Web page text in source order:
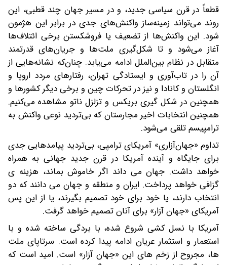
قطعاً در قرن سیاسی جدید، و در مسیر جهان چند قطبی، این
روند می‌تواند زمینه‌ساز واکنش‌های جدی در برابر این هژمون
شود. این واکنش‌ها از تضعیف یا فروشکستن برخی ائتلاف‌ها
آغاز می‌شود و تا شکل‌گیری ملت‌ها و جریان‌های قدرتمند
متقابل در نظام بین‌الملل ادامه می‌یابد. چنان‌که نشانه‌هایی از
آن را در تاب‌آوری و ایستادگی تهران، رفتارهای مردد اروپا و
انگلستان و کانادا و نیز در تحرکات چین و برخی دیگر کشورها و
همچنین در شکل گیری بریکس و تزلزل ناتو مشاهده می‌کنیم.
همچنین انتخابات اخیر مجارستان که بی‌تردید نوعی واکنش به
ترامپیسم تلقی می‌شود.
تداوم «جهان‌آزاری» آمریکای ترامپی، بی‌تردید پیامدهایی جدی
برای جایگاه و آینده آمریکا در قرن جدید جهانی به همراه
خواهد داشت. جهان می داند اگر خاموش بماند، هزینه ی
گزافی خواهد پرداخت. ایران و منطقه و جهان می دانند که دو
انتخاب دارند، یا خود برای خود تصمیم بگیرند، یا از این پس
آمریکای «جهان آزار» برای آنان تصمیم خواهد گرفت.
آمریکا با نسل کشی شروع شده، با بردگی ساخته شده و با
استعمار و استثمار عریان ادامه پیدا کرده است. سرتاپای ملت
ها، مجروح از زخم های این «جهان آزار» است. امید است که